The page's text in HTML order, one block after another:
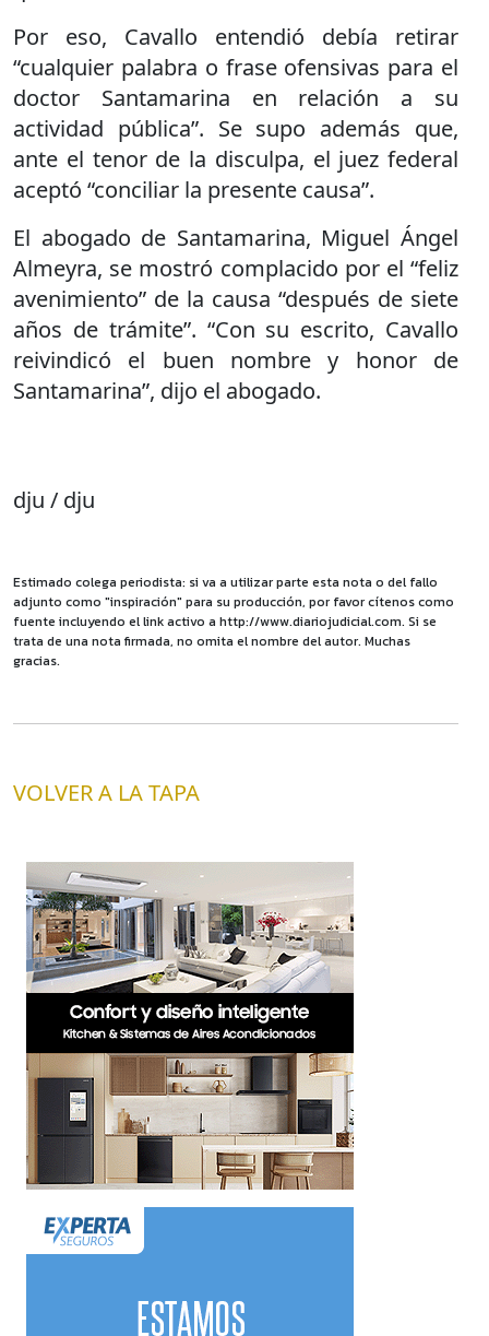
Por eso, Cavallo entendió debía retirar
“cualquier palabra o frase ofensivas para el
doctor Santamarina en relación a su
actividad pública”. Se supo además que,
ante el tenor de la disculpa, el juez federal
aceptó “conciliar la presente causa”.
El abogado de Santamarina, Miguel Ángel
Almeyra, se mostró complacido por el “feliz
avenimiento” de la causa “después de siete
años de trámite”. “Con su escrito, Cavallo
reivindicó el buen nombre y honor de
Santamarina”, dijo el abogado.
dju / dju
Estimado colega periodista: si va a utilizar parte esta nota o del fallo
adjunto como "inspiración" para su producción, por favor cítenos como
fuente incluyendo el link activo a http://www.diariojudicial.com. Si se
trata de una nota firmada, no omita el nombre del autor. Muchas
gracias.
VOLVER A LA TAPA